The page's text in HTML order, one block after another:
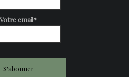
Votre email*